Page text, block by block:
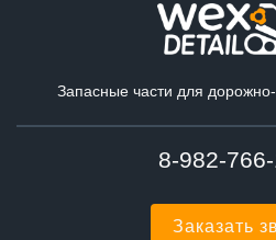
Запасные части для дорожно-
8-982-
Заказать